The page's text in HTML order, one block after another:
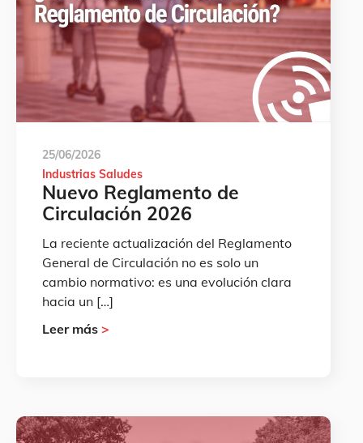
25/06/2026
Industrias Saludes
Nuevo Reglamento de
Circulación 2026
La reciente actualización del Reglamento
General de Circulación no es solo un
cambio normativo: es una evolución clara
hacia un […]
Leer más >